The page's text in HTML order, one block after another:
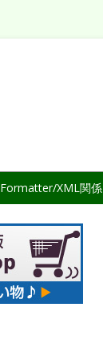
Formatter/XML関係